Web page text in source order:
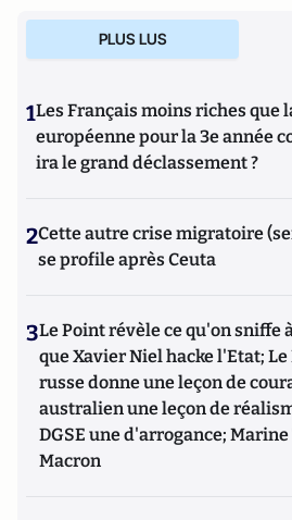
PLUS LUS
1Les Français moins riches que
européenne pour la 3e année
ira le grand déclassement ?
2Cette autre crise migratoire
se profile après Ceuta
3Le Point révèle ce qu'on sniffe
que Xavier Niel hacke l'Etat;
russe donne une leçon de
australien une leçon de
DGSE une d'arrogance;
Macron